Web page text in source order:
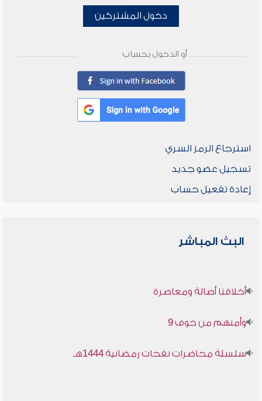
دخول المشتركين
أو الدخول بحساب
استرجاع الرمز السري
تسجيل عضو جديد
إعادة تفعيل حساب
البث المباشر
أخلاقنا أصالة ومعاصرة
وأمنهم من خوف 9
سلسلة محاضرات نفحات رمضانية 1444هـ